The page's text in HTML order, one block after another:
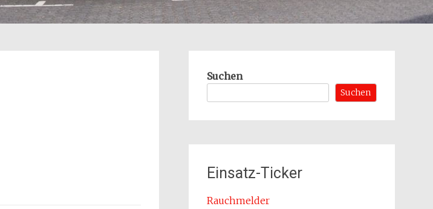
Suchen
Suchen
Einsatz-Ticker
Rauchmelder